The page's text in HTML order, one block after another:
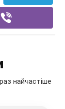
найчастіше